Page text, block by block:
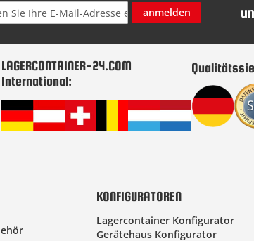
anmelden
LAGERCONTAINER-24.COM
International:
KONFIGURATOREN
Lagercontainer Konfigurator
Gerätehaus Konfigurator